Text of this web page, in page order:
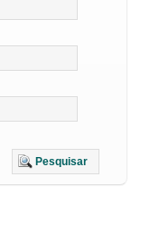
Pesquisar